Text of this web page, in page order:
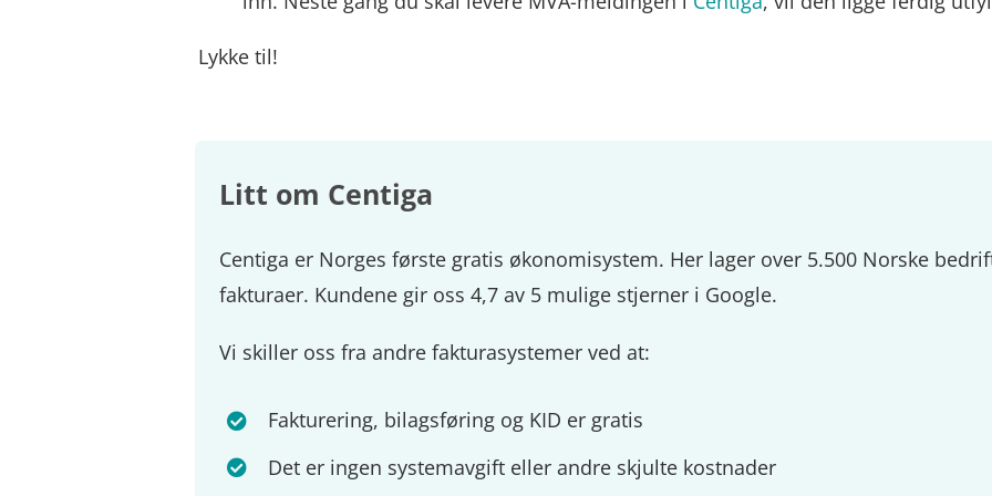
Lykke til!
Litt om Centiga
Centiga er Norges første gratis økonomisystem. Her lager over 5.500 Norske
fakturaer. Kundene gir oss 4,7 av 5 mulige stjerner i Google.
Vi skiller oss fra andre fakturasystemer ved at:
Fakturering, bilagsføring og KID er gratis
Det er ingen systemavgift eller andre skjulte kostnader